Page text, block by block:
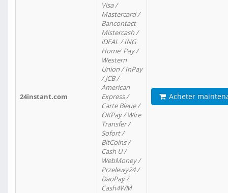
24instant.com
Visa /
Mastercard /
Bancontact
Mistercash /
iDEAL / ING
Home' Pay /
Western
Union / InPay
/ JCB /
American
Express /
Carte Bleue /
OKPay / Wire
Transfer /
Sofort /
BitCoins /
Cash U /
WebMoney /
Przelewy24 /
DaoPay /
Cash4WM
Acheter